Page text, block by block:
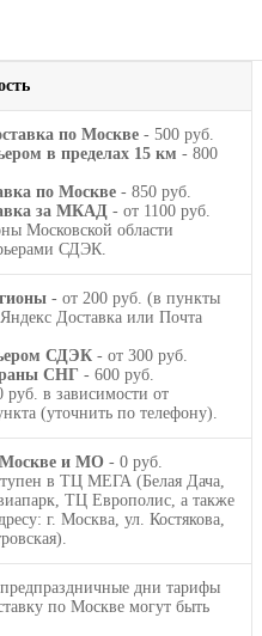
по Москве - 500 руб.
в пределах 15 км - 800
по Москве - 850 руб.
за МКАД - от 1100 руб.
Московской области
СДЭК.
- от 200 руб. (в пункты
Доставка или Почта
СДЭК - от 300 руб.
СНГ - 600 руб.
руб. в зависимости от
(уточнить по телефону).
и МО - 0 руб.
в ТЦ МЕГА (Белая Дача,
ТЦ Европолис, а также
г. Москва, ул. Костякова,
дни тарифы
по Москве могут быть